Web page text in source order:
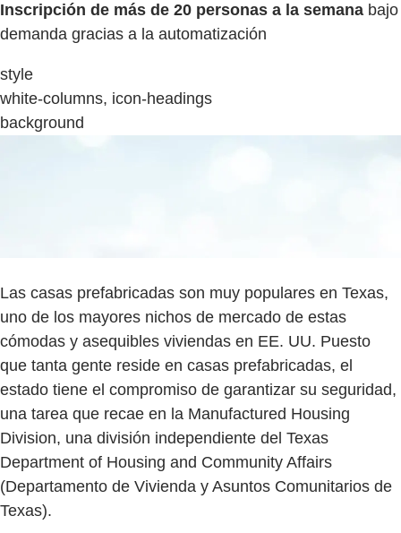
Inscripción de más de 20 personas a la semana bajo
demanda gracias a la automatización
style
white-columns, icon-headings
background
Las casas prefabricadas son muy populares en Texas,
uno de los mayores nichos de mercado de estas
cómodas y asequibles viviendas en EE. UU. Puesto
que tanta gente reside en casas prefabricadas, el
estado tiene el compromiso de garantizar su seguridad,
una tarea que recae en la Manufactured Housing
Division, una división independiente del Texas
Department of Housing and Community Affairs
(Departamento de Vivienda y Asuntos Comunitarios de
Texas).